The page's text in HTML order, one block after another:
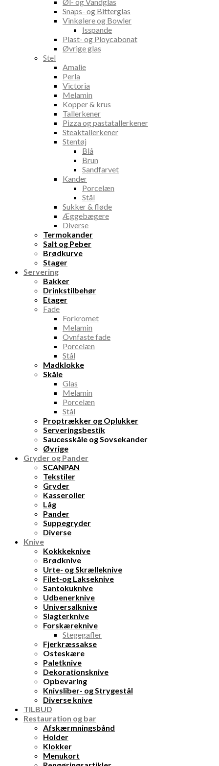
Snaps- og Bitterglas
Vinkølere og Bowler
Isspande
Plast- og Ploycabonat
Øvrige glas
Stel
Amalie
Perla
Victoria
Melamin
Kopper & krus
Tallerkener
Pizza og pastatallerkener
Steaktallerkener
Stentøj
Blå
Brun
Sandfarvet
Kander
Porcelæn
Stål
Sukker & fløde
Æggebægere
Diverse
Termokander
Salt og Peber
Brødkurve
Stager
Servering
Bakker
Drinkstilbehør
Etager
Fade
Forkromet
Melamin
Ovnfaste fade
Porcelæn
Stål
Madklokke
Skåle
Glas
Melamin
Porcelæn
Stål
Proptrækker og Oplukker
Serveringsbestik
Saucesskåle og Sovsekander
Øvrige
Gryder og Pander
SCANPAN
Tekstiler
Gryder
Kasseroller
Låg
Pander
Suppegryder
Diverse
Knive
Kokkkeknive
Brødknive
Urte- og Skrælleknive
Filet-og Lakseknive
Santokuknive
Udbenerknive
Universalknive
Slagterknive
Forskæreknive
Stegegafler
Fjerkræssakse
Osteskære
Paletknive
Dekorationsknive
Opbevaring
Knivsliber- og Strygestål
Diverse knive
TILBUD
Restauration og bar
Afskærmningsbånd
Holder
Klokker
Menukort